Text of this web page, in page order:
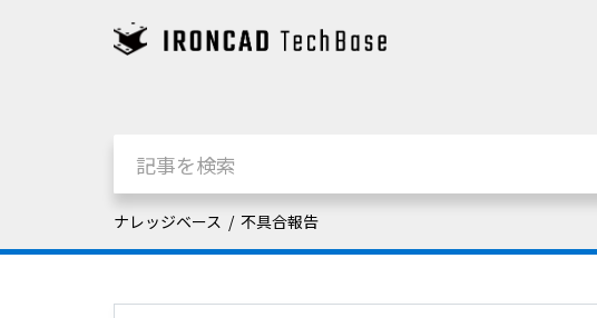
ナレッジベース 不具合報告